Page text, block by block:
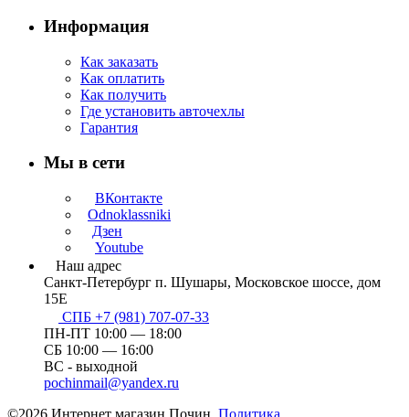
Информация
Как заказать
Как оплатить
Как получить
Где установить авточехлы
Гарантия
Мы в сети
ВКонтакте
Odnoklassniki
Дзен
Youtube
Наш адрес
Санкт-Петербург п. Шушары, Московское шоссе, дом
15Е
СПБ +7 (981) 707-07-33
ПН-ПТ 10:00 — 18:00
СБ 10:00 — 16:00
ВС - выходной
pochinmail@yandex.ru
©2026 Интернет магазин Почин. Политика